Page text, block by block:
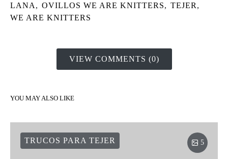
LANA , OVILLOS WE ARE KNITTERS, TEJER ,
WE ARE KNITTERS
VIEW COMMENTS (0)
YOU MAY ALSO LIKE
TRUCOS PARA TEJER 5